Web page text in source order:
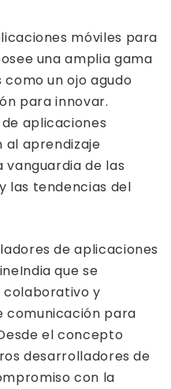
móviles para
una amplia gama
un ojo agudo
para innovar.
aplicaciones
al aprendizaje
vanguardia de las
las tendencias del
de aplicaciones
que se
y
comunicación para
el concepto
desarrolladores de
con la